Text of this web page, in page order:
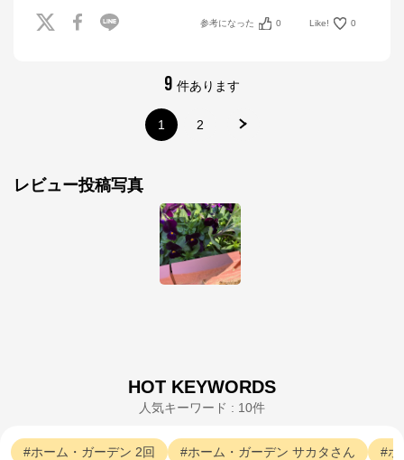
参考になった 0 Like! 0
9 件あります
1 2
レビュー投稿写真
HOT KEYWORDS
人気キーワード : 10件
ホーム・ガーデン 2回 ホーム・ガーデン サカタさん ホ
サカタのタネ オンラインショップ
サカタのタネ オンラインショップからのコメ
ント
https://sakata-netshop.com/shop/default.aspx